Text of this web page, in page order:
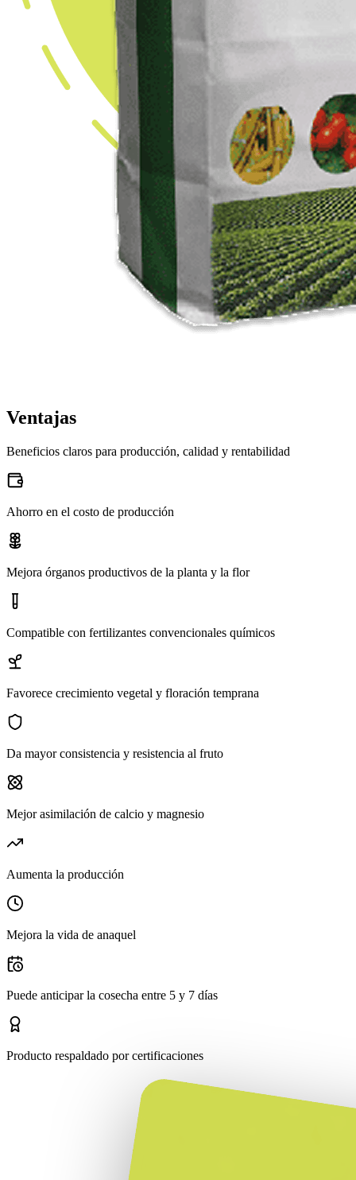
Ventajas
Beneficios claros para producción, calidad y rentabilidad
Ahorro en el costo de producción
Mejora órganos productivos de la planta y la flor
Compatible con fertilizantes convencionales químicos
Favorece crecimiento vegetal y floración temprana
Da mayor consistencia y resistencia al fruto
Mejor asimilación de calcio y magnesio
Aumenta la producción
Mejora la vida de anaquel
Puede anticipar la cosecha entre 5 y 7 días
Producto respaldado por certificaciones